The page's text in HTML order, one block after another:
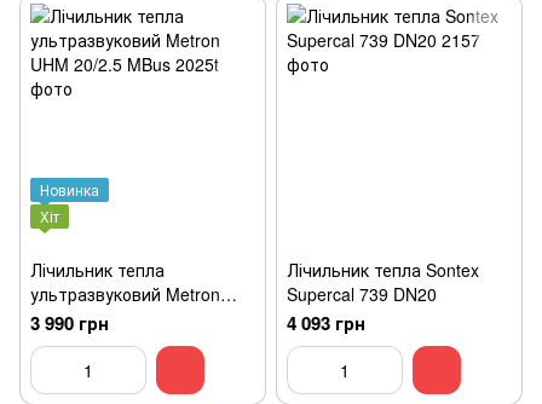
Новинка
Хіт
Лічильник тепла
ультразвуковий Metron
UHM 20/2.5 MBus
3 990 грн
Лічильник тепла Sontex
Supercal 739 DN20
4 093 грн